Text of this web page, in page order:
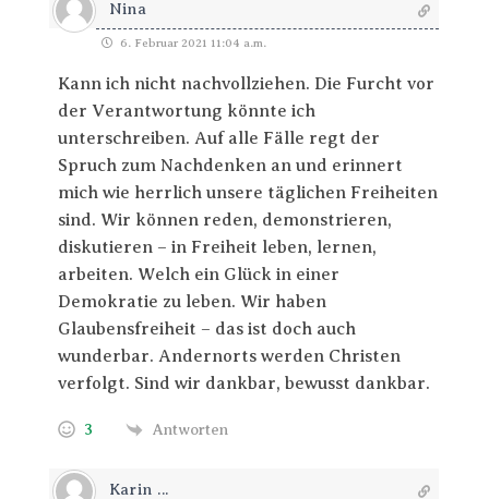
Nina
6. Februar 2021 11:04 a.m.
Kann ich nicht nachvollziehen. Die Furcht vor
der Verantwortung könnte ich
unterschreiben. Auf alle Fälle regt der
Spruch zum Nachdenken an und erinnert
mich wie herrlich unsere täglichen Freiheiten
sind. Wir können reden, demonstrieren,
diskutieren – in Freiheit leben, lernen,
arbeiten. Welch ein Glück in einer
Demokratie zu leben. Wir haben
Glaubensfreiheit – das ist doch auch
wunderbar. Andernorts werden Christen
verfolgt. Sind wir dankbar, bewusst dankbar.
3 Antworten
Karin ...